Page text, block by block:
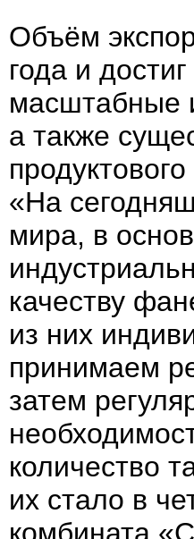
Объём
года и
масштабные
а также
«На
мира, в
качеству
из них
принимаем
затем
количество
их стало в